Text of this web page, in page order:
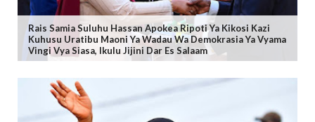
Rais Samia Suluhu Hassan Apokea Ripoti Ya Kikosi Kazi
Kuhusu Uratibu Maoni Ya Wadau Wa Demokrasia Ya Vyama
Vingi Vya Siasa, Ikulu Jijini Dar Es Salaam